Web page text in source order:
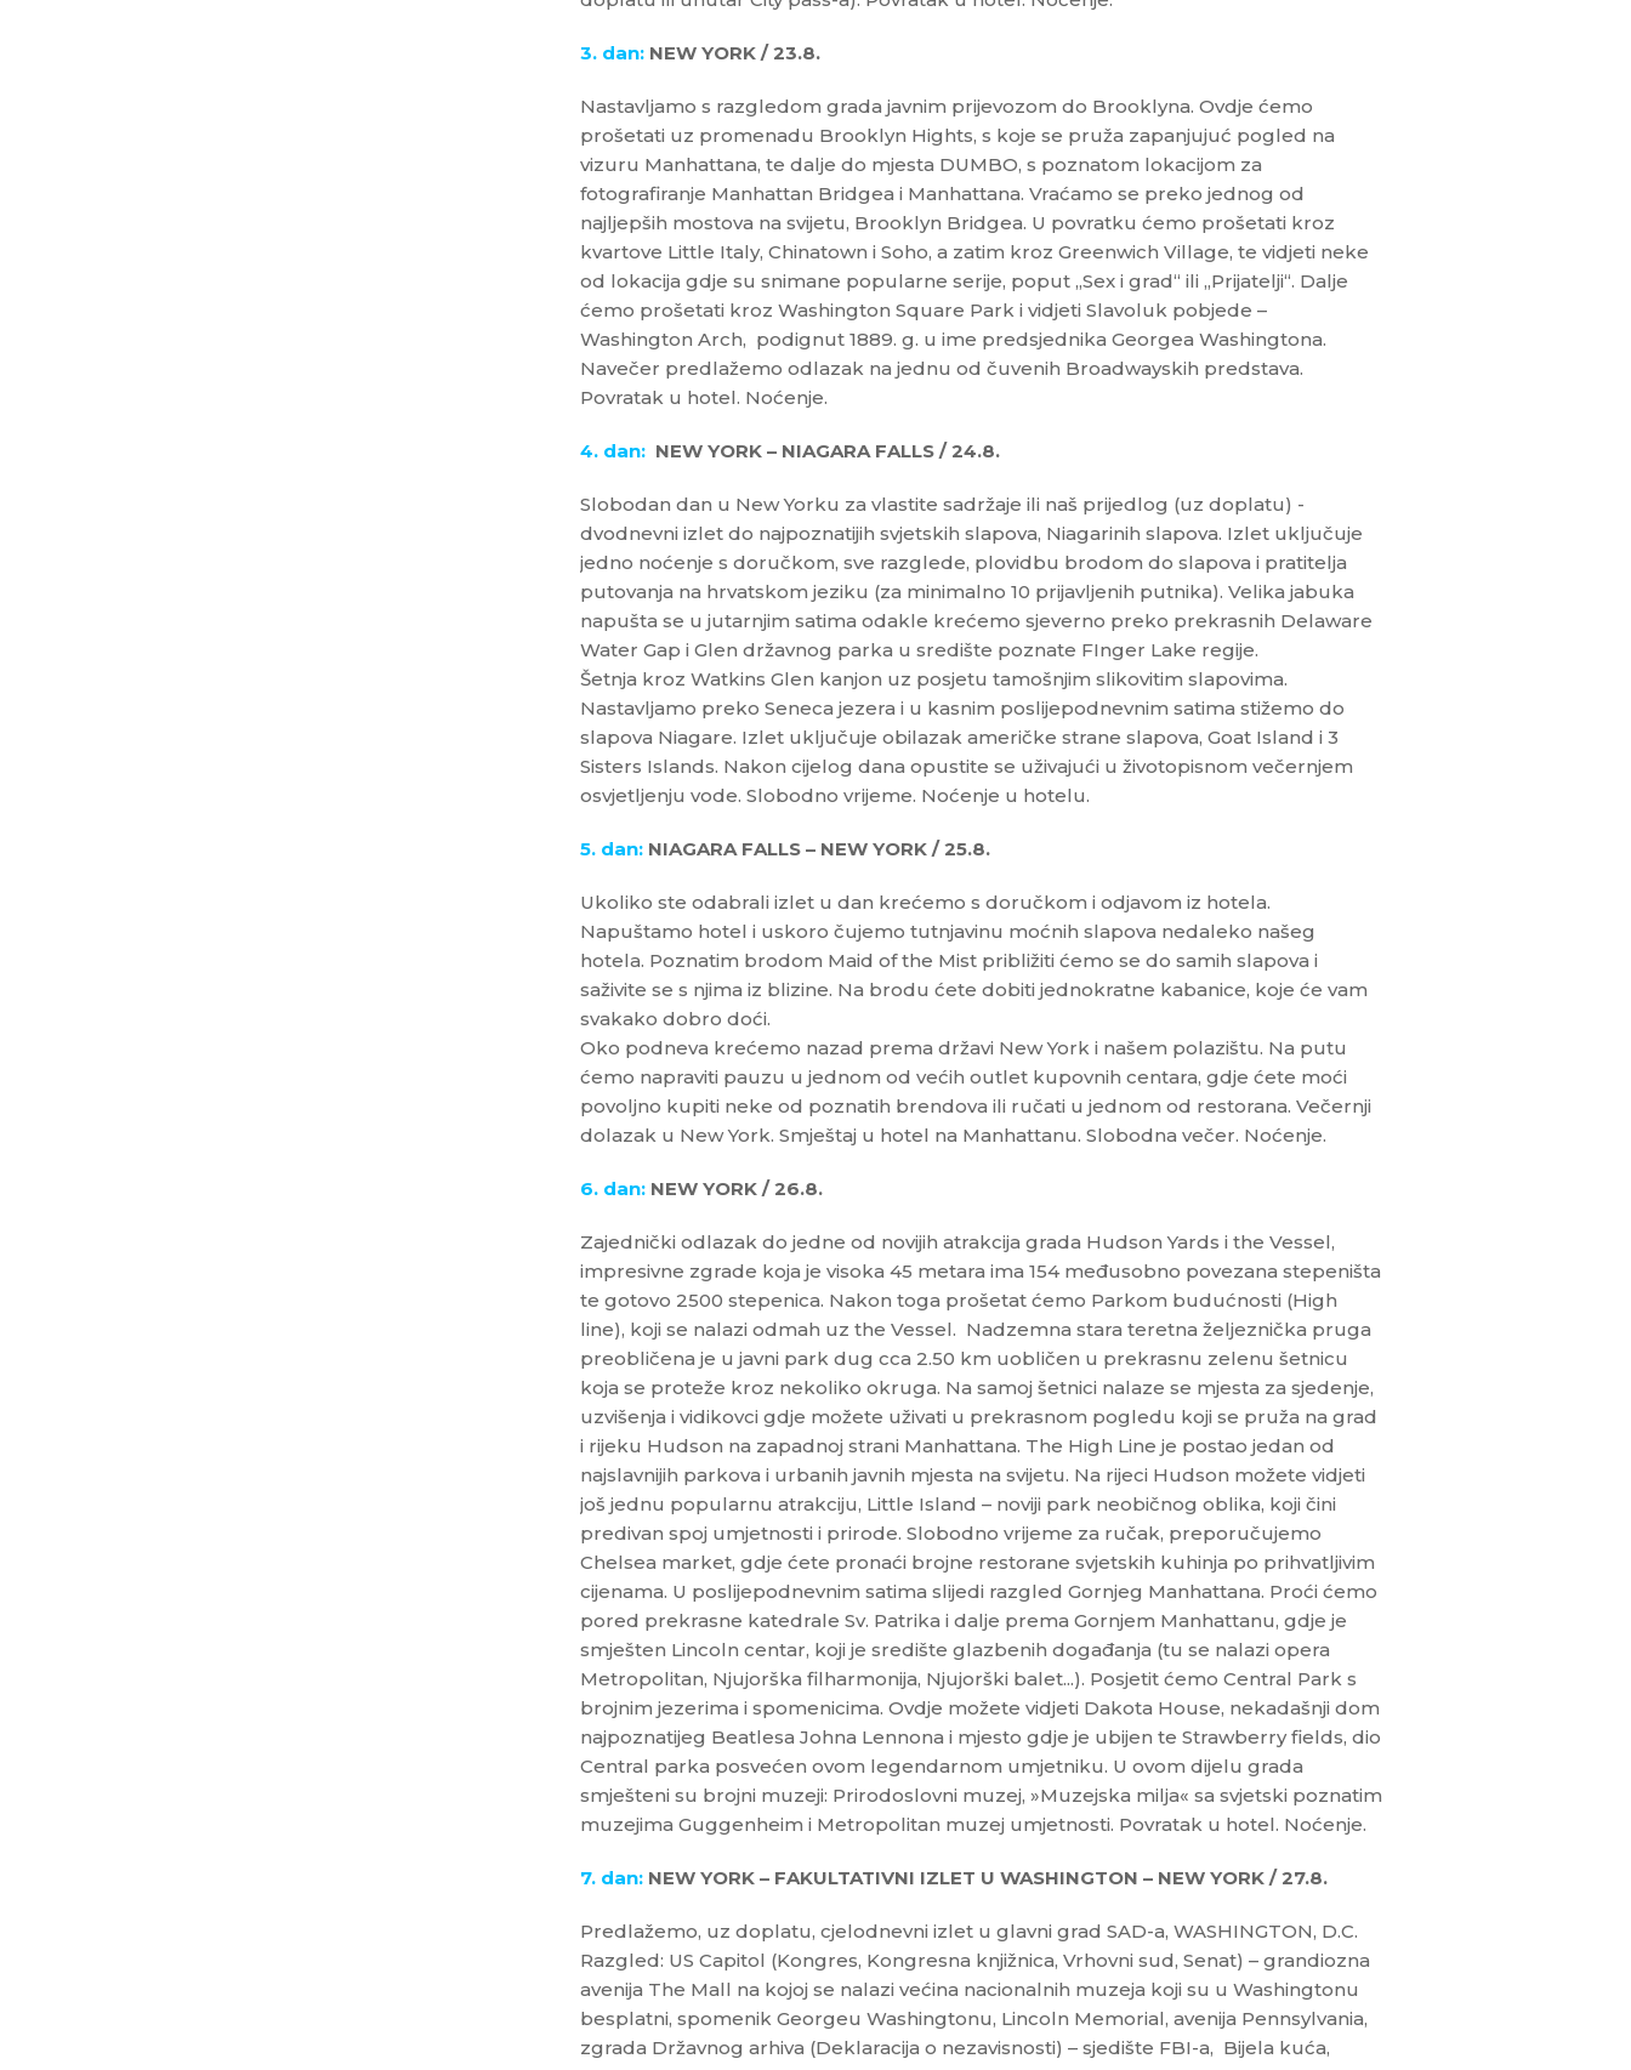
3. dan: NEW YORK / 23.8.
Nastavljamo s razgledom grada javnim prijevozom do Brooklyna. Ovdje ćemo
prošetati uz promenadu Brooklyn Hights, s koje se pruža zapanjujuć pogled na
vizuru Manhattana, te dalje do mjesta DUMBO, s poznatom lokacijom za
fotografiranje Manhattan Bridgea i Manhattana. Vraćamo se preko jednog od
najljepših mostova na svijetu, Brooklyn Bridgea. U povratku ćemo prošetati kroz
kvartove Little Italy, Chinatown i Soho, a zatim kroz Greenwich Village, te vidjeti neke
od lokacija gdje su snimane popularne serije, poput „Sex i grad“ ili „Prijatelji“. Dalje
ćemo prošetati kroz Washington Square Park i vidjeti Slavoluk pobjede –
Washington Arch, podignut 1889. g. u ime predsjednika Georgea Washingtona.
Navečer predlažemo odlazak na jednu od čuvenih Broadwayskih predstava.
Povratak u hotel. Noćenje.
4. dan: NEW YORK – NIAGARA FALLS / 24.8.
Slobodan dan u New Yorku za vlastite sadržaje ili naš prijedlog (uz doplatu) -
dvodnevni izlet do najpoznatijih svjetskih slapova, Niagarinih slapova. Izlet uključuje
jedno noćenje s doručkom, sve razglede, plovidbu brodom do slapova i pratitelja
putovanja na hrvatskom jeziku (za minimalno 10 prijavljenih putnika). Velika jabuka
napušta se u jutarnjim satima odakle krećemo sjeverno preko prekrasnih Delaware
Water Gap i Glen državnog parka u središte poznate FInger Lake regije.
Šetnja kroz Watkins Glen kanjon uz posjetu tamošnjim slikovitim slapovima.
Nastavljamo preko Seneca jezera i u kasnim poslijepodnevnim satima stižemo do
slapova Niagare. Izlet uključuje obilazak američke strane slapova, Goat Island i 3
Sisters Islands. Nakon cijelog dana opustite se uživajući u životopisnom večernjem
osvjetljenju vode. Slobodno vrijeme. Noćenje u hotelu.
5. dan: NIAGARA FALLS – NEW YORK / 25.8.
Ukoliko ste odabrali izlet u dan krećemo s doručkom i odjavom iz hotela.
Napuštamo hotel i uskoro čujemo tutnjavinu moćnih slapova nedaleko našeg
hotela. Poznatim brodom Maid of the Mist približiti ćemo se do samih slapova i
saživite se s njima iz blizine. Na brodu ćete dobiti jednokratne kabanice, koje će vam
svakako dobro doći.
Oko podneva krećemo nazad prema državi New York i našem polazištu. Na putu
ćemo napraviti pauzu u jednom od većih outlet kupovnih centara, gdje ćete moći
povoljno kupiti neke od poznatih brendova ili ručati u jednom od restorana. Večernji
dolazak u New York. Smještaj u hotel na Manhattanu. Slobodna večer. Noćenje.
6. dan: NEW YORK / 26.8.
Zajednički odlazak do jedne od novijih atrakcija grada Hudson Yards i the Vessel,
impresivne zgrade koja je visoka 45 metara ima 154 međusobno povezana stepeništa
te gotovo 2500 stepenica. Nakon toga prošetat ćemo Parkom budućnosti (High
line), koji se nalazi odmah uz the Vessel. Nadzemna stara teretna željeznička pruga
preobličena je u javni park dug cca 2.50 km uobličen u prekrasnu zelenu šetnicu
koja se proteže kroz nekoliko okruga. Na samoj šetnici nalaze se mjesta za sjedenje,
uzvišenja i vidikovci gdje možete uživati u prekrasnom pogledu koji se pruža na grad
i rijeku Hudson na zapadnoj strani Manhattana. The High Line je postao jedan od
najslavnijih parkova i urbanih javnih mjesta na svijetu. Na rijeci Hudson možete vidjeti
još jednu popularnu atrakciju, Little Island – noviji park neobičnog oblika, koji čini
predivan spoj umjetnosti i prirode. Slobodno vrijeme za ručak, preporučujemo
Chelsea market, gdje ćete pronaći brojne restorane svjetskih kuhinja po prihvatljivim
cijenama. U poslijepodnevnim satima slijedi razgled Gornjeg Manhattana. Proći ćemo
pored prekrasne katedrale Sv. Patrika i dalje prema Gornjem Manhattanu, gdje je
smješten Lincoln centar, koji je središte glazbenih događanja (tu se nalazi opera
Metropolitan, Njujorška filharmonija, Njujorški balet...). Posjetit ćemo Central Park s
brojnim jezerima i spomenicima. Ovdje možete vidjeti Dakota House, nekadašnji dom
najpoznatijeg Beatlesa Johna Lennona i mjesto gdje je ubijen te Strawberry fields, dio
Central parka posvećen ovom legendarnom umjetniku. U ovom dijelu grada
smješteni su brojni muzeji: Prirodoslovni muzej, »Muzejska milja« sa svjetski poznatim
muzejima Guggenheim i Metropolitan muzej umjetnosti. Povratak u hotel. Noćenje.
7. dan: NEW YORK – FAKULTATIVNI IZLET U WASHINGTON – NEW YORK / 27.8.
Predlažemo, uz doplatu, cjelodnevni izlet u glavni grad SAD-a, WASHINGTON, D.C.
Razgled: US Capitol (Kongres, Kongresna knjižnica, Vrhovni sud, Senat) – grandiozna
avenija The Mall na kojoj se nalazi većina nacionalnih muzeja koji su u Washingtonu
besplatni, spomenik Georgeu Washingtonu, Lincoln Memorial, avenija Pennsylvania,
zgrada Državnog arhiva (Deklaracija o nezavisnosti) – sjedište FBI-a, Bijela kuća,